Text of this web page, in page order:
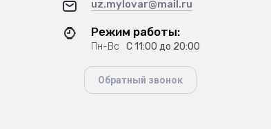
uz.mylovar@mail.ru
Режим работы:
Пн-Вс С 11:00 до 20:00
Обратный звонок